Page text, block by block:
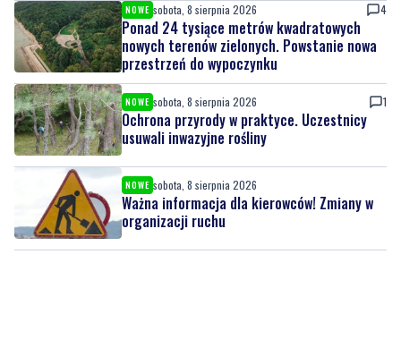
NOWE sobota, 8 sierpnia 2026 4
Ponad 24 tysiące metrów kwadratowych
nowych terenów zielonych. Powstanie nowa
przestrzeń do wypoczynku
NOWE sobota, 8 sierpnia 2026 1
Ochrona przyrody w praktyce. Uczestnicy
usuwali inwazyjne rośliny
NOWE sobota, 8 sierpnia 2026
Ważna informacja dla kierowców! Zmiany w
organizacji ruchu